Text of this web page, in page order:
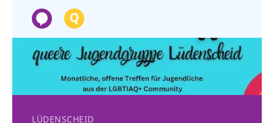
LÜDENSCHEID